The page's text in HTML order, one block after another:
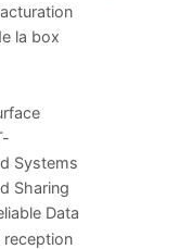
la box
Systems
Sharing
Data
reception